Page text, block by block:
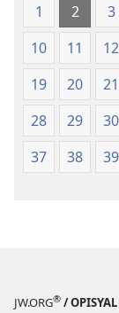
1 2 3
10
11 12
19
20 21
28
29 30
37
38 39
JW.ORG® /